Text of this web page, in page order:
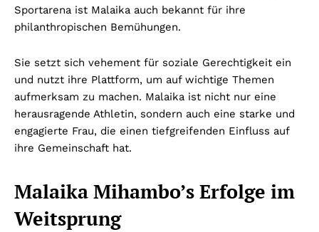
Sportarena ist Malaika auch bekannt für ihre
philanthropischen Bemühungen.
Sie setzt sich vehement für soziale Gerechtigkeit ein
und nutzt ihre Plattform, um auf wichtige Themen
aufmerksam zu machen. Malaika ist nicht nur eine
herausragende Athletin, sondern auch eine starke und
engagierte Frau, die einen tiefgreifenden Einfluss auf
ihre Gemeinschaft hat.
Malaika Mihambo’s Erfolge im
Weitsprung